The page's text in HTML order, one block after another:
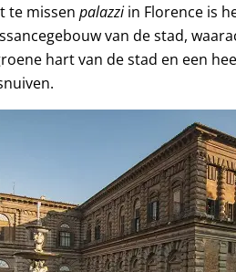
te missenpalazziin Florence is
van de stad,
hart van de stad en een